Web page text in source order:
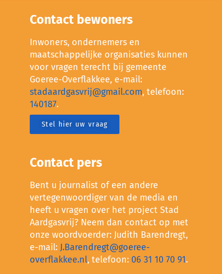
Contact bewoners
Inwoners, ondernemers en
maatschappelijke organisaties kunnen
voor vragen terecht bij gemeente
Goeree-Overflakkee, e-mail:
stadaardgasvrij@gmail.com, telefoon:
140187.
Stel hier uw vraag
Contact pers
Bent u journalist of een andere
vertegenwoordiger van de media en
heeft u vragen over het project Stad
Aardgasvrij? Neem dan contact op met
onze woordvoerder: Judith Barendregt,
e-mail: J.Barendregt@goeree-
overflakkee.nl, telefoon: 06 31 10 70 91.